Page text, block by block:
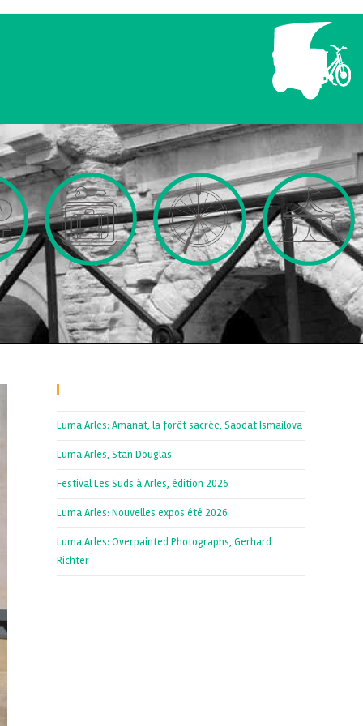
Luma Arles: Amanat, la forêt sacrée, Saodat Ismailova
Luma Arles, Stan Douglas
Festival Les Suds à Arles, édition 2026
Luma Arles: Nouvelles expos été 2026
Luma Arles: Overpainted Photographs, Gerhard
Richter